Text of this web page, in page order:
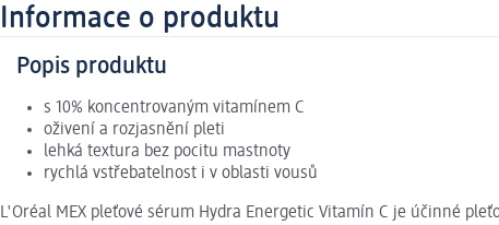
Informace o produktu
Popis produktu
s 10% koncentrovaným vitamínem C
oživení a rozjasnění pleti
lehká textura bez pocitu mastnoty
rychlá vstřebatelnost i v oblasti vousů
L'Oréal MEX pleťové sérum Hydra Energetic Vitamín C je účinné